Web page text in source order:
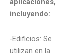
aplicaciones,
incluyendo:
-Edificios: Se
utilizan en la